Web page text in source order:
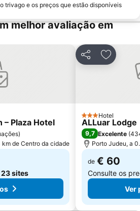
trivago e os preços que estão disponíveis
melhor avaliação em
– Plaza Hotel
)
de Centro da cidade
23 sites
Partilhar
3 Estrelas
Hotel
ALLuar Lodge
9,7 Excelente (
Porto Judeu, a
de € 60
Consulte os
Ver